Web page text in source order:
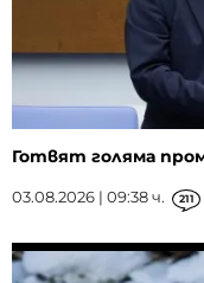
Готвят голяма
03.08.2026 | 09:38 ч. 211